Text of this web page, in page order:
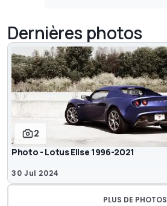
Dernières photos
2
Photo - Lotus Elise 1996-2021
30 Jul 2024
PLUS DE PHOTOS